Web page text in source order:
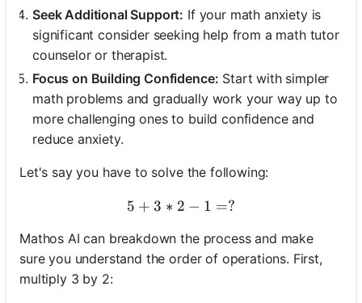
Seek Additional Support: If your math anxiety is
significant consider seeking help from a math tutor
counselor or therapist.
Focus on Building Confidence: Start with simpler
math problems and gradually work your way up to
more challenging ones to build confidence and
reduce anxiety.
Let's say you have to solve the following:
5 + 3 * 2 - 1 = ?
5 + 3 ∗ 2 − 1 =?
Mathos AI can breakdown the process and make
sure you understand the order of operations. First,
multiply 3 by 2: